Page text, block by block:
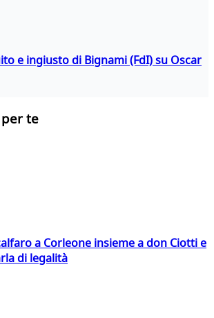
e ingiusto di Bignami (FdI) su Oscar
te
a Corleone insieme a don Ciotti e
di legalità